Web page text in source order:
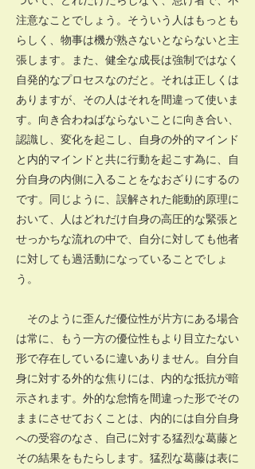
注意なことでしょう。そういう人はもっとも
らしく、物事は機が熟さないとならないと主
張します。また、健全な成長は強制ではなく
自発的なプロセスなのだと。それは正しくは
ありますが、その人はそれを間違って使いま
す。向き合わねばならないことに向き合い、
認識し、変化を起こし、自身の外的マインド
と内的マインドと共に行動を起こす為に、自
分自身の内側に入ることをなおざりにするの
です。同じように、誤解された能動的原理に
おいて、人はどれだけ自身の高圧的な緊張と
せっかちな流れの中で、自分に対しても他者
に対しても過活動になっていることでしょ
う。
そのように歪んだ優位性が片方にある場合
は常に、もう一方の優位性もより目立たない
形で存在しているに違いありません。自分自
身に対する外的な焦りには、内的な抵抗が暗
示されます。外的な怠惰を間違った形でその
ままにさせておくことは、内的には自分自身
への受容のなさ、自己に対する猛烈な葛藤と
その結果をもたらします。猛烈な葛藤は表に